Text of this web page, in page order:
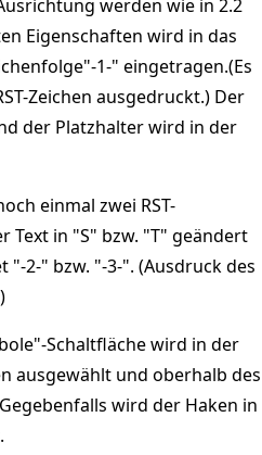
werden wie in 2.2
Eigenschaften wird in das
1-" eingetragen.(Es
Zeichen ausgedruckt.) Der
der Platzhalter wird in der
einmal zwei RST-
Text in "S" bzw. "T" geändert
2-" bzw. "-3-". (Ausdruck des
Schaltfläche wird in der
ausgewählt und oberhalb des
wird der Haken in